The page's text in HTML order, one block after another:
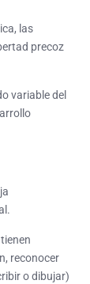
las
precoz
variable del
reconocer
o dibujar)